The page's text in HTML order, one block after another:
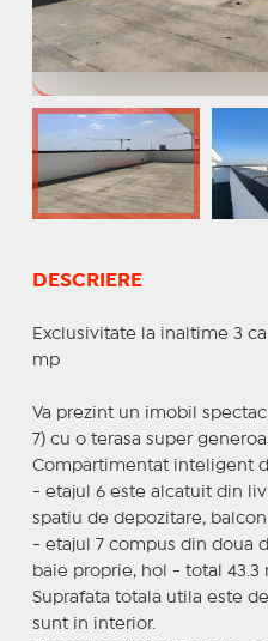
DESCRIERE
Exclusivitate la inaltime 3
mp
Va prezint un imobil
7) cu o terasa super
Compartimentat inteligent
- etajul 6 este alcatuit din
spatiu de depozitare, balcon
- etajul 7 compus din doua
baie proprie, hol - total 43.3
Suprafata totala utila este
sunt in interior.